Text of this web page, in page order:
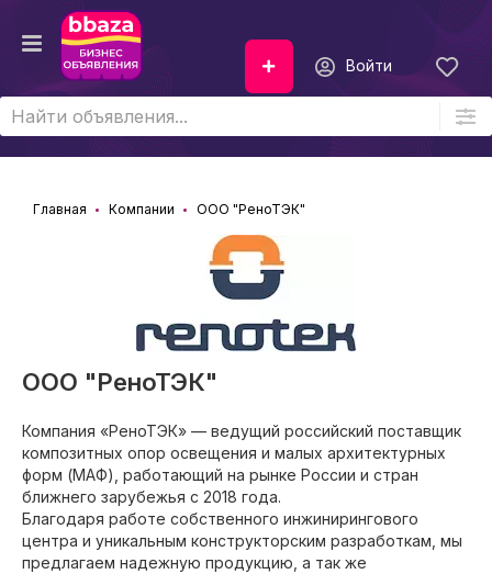
Войти
Главная Компании ООО "РеноТЭК"
ООО "РеноТЭК"
Компания «РеноТЭК» — ведущий российский поставщик
композитных опор освещения и малых архитектурных
форм (МАФ), работающий на рынке России и стран
ближнего зарубежья с 2018 года.
Благодаря работе собственного инжинирингового
центра и уникальным конструкторским разработкам, мы
предлагаем надежную продукцию, а так же